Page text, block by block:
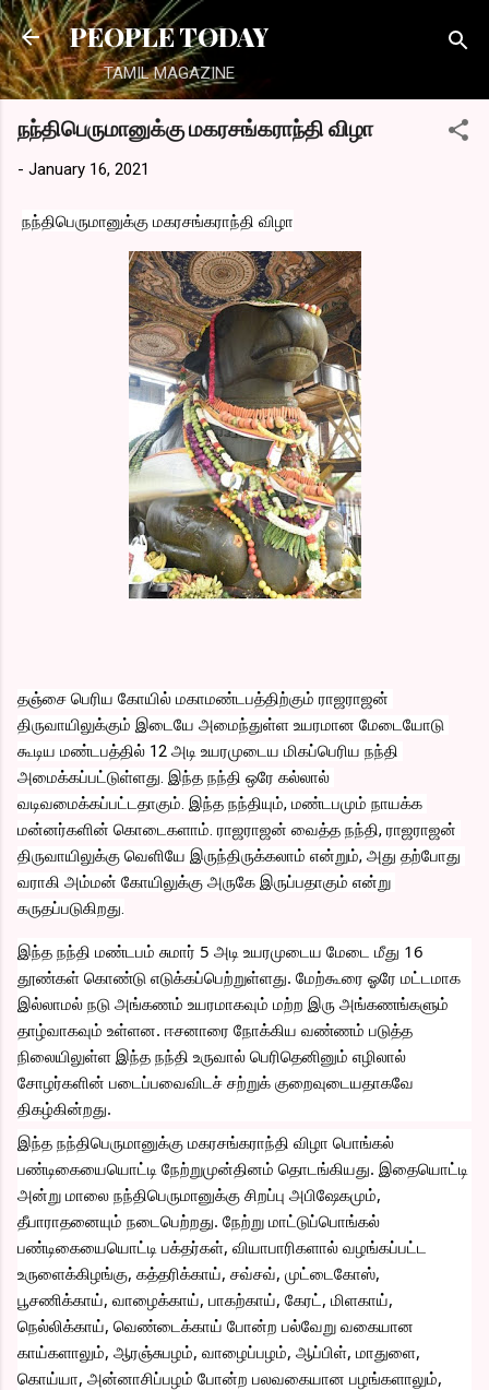
Skip to main content
PEOPLE TODAY
TAMIL MAGAZINE
நந்திபெருமானுக்கு மகரசங்கராந்தி விழா
- January 16, 2021
நந்திபெருமானுக்கு மகரசங்கராந்தி விழா
தஞ்சை பெரிய கோயில் மகாமண்டபத்திற்கும் ராஜராஜன்
திருவாயிலுக்கும் இடையே அமைந்துள்ள உயரமான மேடையோடு
கூடிய மண்டபத்தில் 12 அடி உயரமுடைய மிகப்பெரிய நந்தி
அமைக்கப்பட்டுள்ளது. இந்த நந்தி ஒரே கல்லால்
வடிவமைக்கப்பட்டதாகும். இந்த நந்தியும், மண்டபமும் நாயக்க
மன்னர்களின் கொடைகளாம். ராஜராஜன் வைத்த நந்தி, ராஜராஜன்
திருவாயிலுக்கு வெளியே இருந்திருக்கலாம் என்றும், அது தற்போது
வராகி அம்மன் கோயிலுக்கு அருகே இருப்பதாகும் என்று
கருதப்படுகிறது.
இந்த நந்தி மண்டபம் சுமார் 5 அடி உயரமுடைய மேடை மீது 16
தூண்கள் கொண்டு எடுக்கப்பெற்றுள்ளது. மேற்கூரை ஓரே மட்டமாக
இல்லாமல் நடு அங்கணம் உயரமாகவும் மற்ற இரு அங்கணங்களும்
தாழ்வாகவும் உள்ளன. ஈசனாரை நோக்கிய வண்ணம் படுத்த
நிலையிலுள்ள இந்த நந்தி உருவால் பெரிதெனினும் எழிலால்
சோழர்களின் படைப்பவைவிடச் சற்றுக் குறைவுடையதாகவே
திகழ்கின்றது.
இந்த நந்திபெருமானுக்கு மகரசங்கராந்தி விழா பொங்கல்
பண்டிகையையொட்டி நேற்றுமுன்தினம் தொடங்கியது. இதையொட்டி
அன்று மாலை நந்திபெருமானுக்கு சிறப்பு அபிஷேகமும்,
தீபாராதனையும் நடைபெற்றது. நேற்று மாட்டுப்பொங்கல்
பண்டிகையையொட்டி பக்தர்கள், வியாபாரிகளால் வழங்கப்பட்ட
உருளைக்கிழங்கு, கத்தரிக்காய், சவ்சவ், முட்டைகோஸ்,
பூசணிக்காய், வாழைக்காய், பாகற்காய், கேரட், மிளகாய்,
நெல்லிக்காய், வெண்டைக்காய் போன்ற பல்வேறு வகையான
காய்களாலும், ஆரஞ்சுபழம், வாழைப்பழம், ஆப்பிள், மாதுளை,
கொய்யா, அன்னாசிப்பழம் போன்ற பலவகையான பழங்களாலும்,